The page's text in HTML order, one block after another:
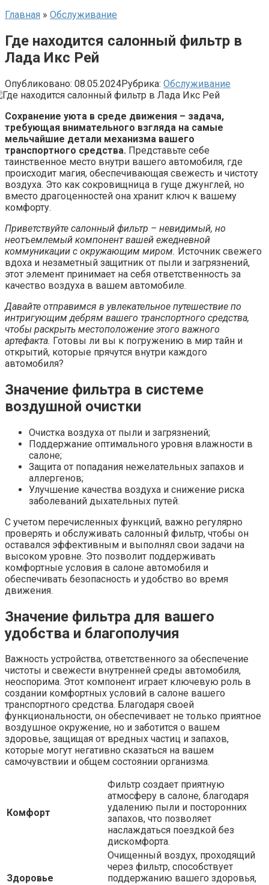
Главная » Обслуживание
Где находится салонный фильтр в
Лада Икс Рей
Опубликовано: 08.05.2024Рубрика: Обслуживание
Сохранение уюта в среде движения – задача,
требующая внимательного взгляда на самые
мельчайшие детали механизма вашего
транспортного средства. Представьте себе
таинственное место внутри вашего автомобиля, где
происходит магия, обеспечивающая свежесть и чистоту
воздуха. Это как сокровищница в гуще джунглей, но
вместо драгоценностей она хранит ключ к вашему
комфорту.
Приветствуйте салонный фильтр – невидимый, но
неотъемлемый компонент вашей ежедневной
коммуникации с окружающим миром. Источник свежего
вдоха и незаметный защитник от пыли и загрязнений,
этот элемент принимает на себя ответственность за
качество воздуха в вашем автомобиле.
Давайте отправимся в увлекательное путешествие по
интригующим дебрям вашего транспортного средства,
чтобы раскрыть местоположение этого важного
артефакта. Готовы ли вы к погружению в мир тайн и
открытий, которые прячутся внутри каждого
автомобиля?
Значение фильтра в системе
воздушной очистки
Очистка воздуха от пыли и загрязнений;
Поддержание оптимального уровня влажности в
салоне;
Защита от попадания нежелательных запахов и
аллергенов;
Улучшение качества воздуха и снижение риска
заболеваний дыхательных путей.
С учетом перечисленных функций, важно регулярно
проверять и обслуживать салонный фильтр, чтобы он
оставался эффективным и выполнял свои задачи на
высоком уровне. Это позволит поддерживать
комфортные условия в салоне автомобиля и
обеспечивать безопасность и удобство во время
движения.
Значение фильтра для вашего
удобства и благополучия
Важность устройства, ответственного за обеспечение
чистоты и свежести внутренней среды автомобиля,
неоспорима. Этот компонент играет ключевую роль в
создании комфортных условий в салоне вашего
транспортного средства. Благодаря своей
функциональности, он обеспечивает не только приятное
воздушное окружение, но и заботится о вашем
здоровье, защищая от вредных частиц и запахов,
которые могут негативно сказаться на вашем
самочувствии и общем состоянии организма.
Комфорт
Фильтр создает приятную
атмосферу в салоне, благодаря
удалению пыли и посторонних
запахов, что позволяет
наслаждаться поездкой без
дискомфорта.
Здоровье
Очищенный воздух, проходящий
через фильтр, способствует
поддержанию вашего здоровья,